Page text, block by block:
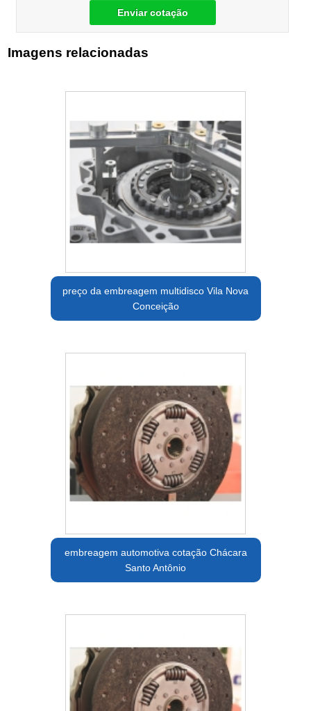
Enviar cotação
Imagens relacionadas
preço da embreagem multidisco Vila Nova
Conceição
embreagem automotiva cotação Chácara
Santo Antônio